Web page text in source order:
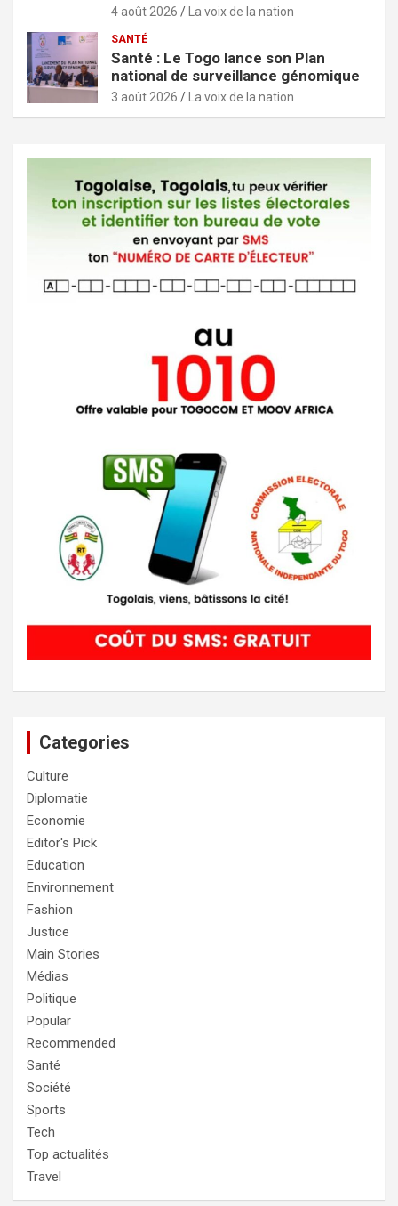
4 août 2026 La voix de la nation
SANTÉ
Santé : Le Togo lance son Plan
national de surveillance génomique
3 août 2026 La voix de la nation
Categories
Culture
Diplomatie
Economie
Editor's Pick
Education
Environnement
Fashion
Justice
Main Stories
Médias
Politique
Popular
Recommended
Santé
Société
Sports
Tech
Top actualités
Travel